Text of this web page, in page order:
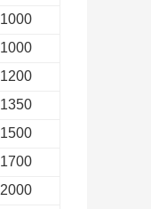
1000 × 1500
1000 × 2000
1200 × 2000
1350 × 2500
1500 × 3000
1700 × 3000
2000 × 3500